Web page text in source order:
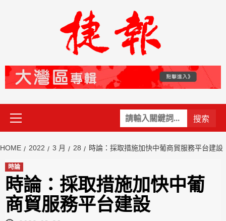
關
鍵
Primary
Menu
HOME 2022 3 月 28 時論：採取措施加快中葡商貿服務平台建設
時論
時論：採取措施加快中葡
商貿服務平台建設